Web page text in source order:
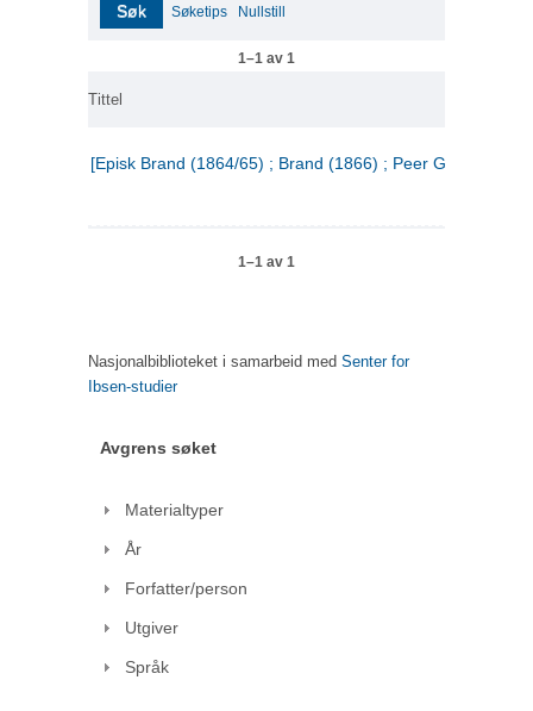
Søk Søketips Nullstill
1–1 av 1
Tittel
[Episk Brand (1864/65) ; Brand (1866) ; Peer Gynt (1867)]
1–1 av 1
Nasjonalbiblioteket i samarbeid med Senter for
Ibsen-studier
Avgrens søket
Materialtyper
År
Forfatter/person
Utgiver
Språk